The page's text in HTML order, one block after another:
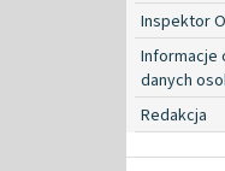
Inspektor
Informacje
danych
Redakcja